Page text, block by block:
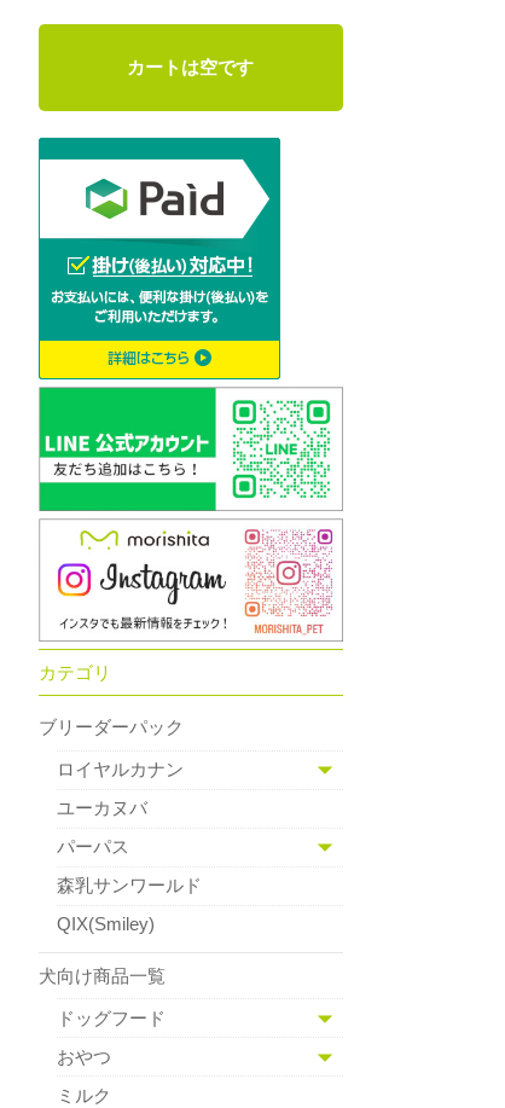
カートは空です
カテゴリ
ブリーダーパック
ロイヤルカナン
ユーカヌバ
パーパス
森乳サンワールド
QIX(Smiley)
犬向け商品一覧
ドッグフード
おやつ
ミルク